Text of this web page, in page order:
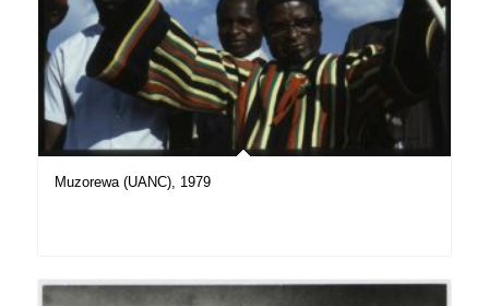
Muzorewa (UANC), 1979